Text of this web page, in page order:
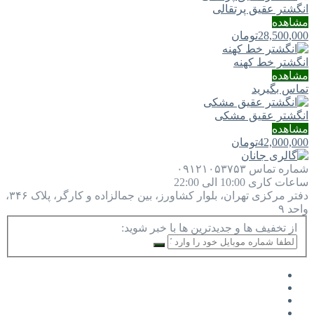
انگشتر عقیق پرتقالی
مشاهده
28,500,000تومان
انگشتر خط کهنه
مشاهده
تماس بگیرید
انگشتر عقیق مشکی
مشاهده
42,000,000تومان
شماره تماس ۰۹۱۲۱۰۵۳۷۵۳
ساعات کاری 10:00 الی 22:00
دفتر مرکزی
تهران، بلوار کشاورز، بین جمالزاده و کارگر، پلاک ۳۴۶،
واحد ۹
از تخفیف ها و جدیدترین ها با خبر شوید: